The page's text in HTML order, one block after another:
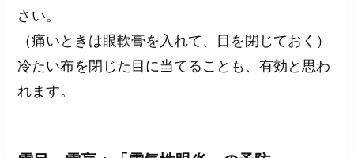
さい。
（痛いときは眼軟膏を入れて、目を閉じておく）
冷たい布を閉じた目に当てることも、有効と思わ
れます。